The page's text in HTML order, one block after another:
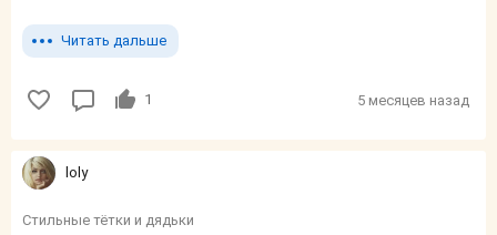
Читать дальше
1 5 месяцев назад
loly
Стильные тётки и дядьки